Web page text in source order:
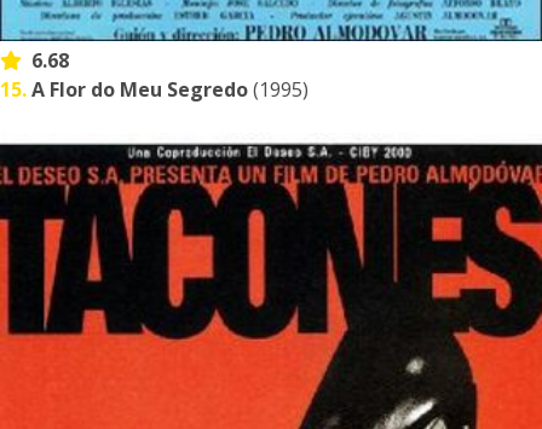
6.68
15.A Flor do Meu Segredo(1995)